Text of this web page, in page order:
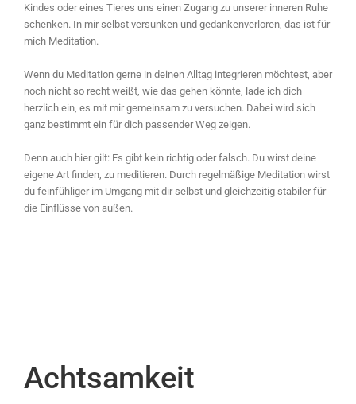
Kindes oder eines Tieres uns einen Zugang zu unserer inneren Ruhe
schenken. In mir selbst versunken und gedankenverloren, das ist für
mich Meditation.
Wenn du Meditation gerne in deinen Alltag integrieren möchtest, aber
noch nicht so recht weißt, wie das gehen könnte, lade ich dich
herzlich ein, es mit mir gemeinsam zu versuchen. Dabei wird sich
ganz bestimmt ein für dich passender Weg zeigen.
Denn auch hier gilt: Es gibt kein richtig oder falsch. Du wirst deine
eigene Art finden, zu meditieren. Durch regelmäßige Meditation wirst
du feinfühliger im Umgang mit dir selbst und gleichzeitig stabiler für
die Einflüsse von außen.
Achtsamkeit